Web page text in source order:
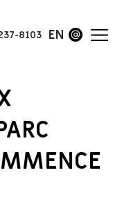
8103 EN